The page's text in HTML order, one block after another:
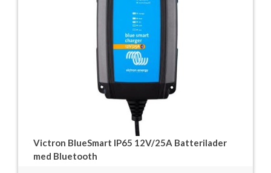
Victron BlueSmart IP65 12V/25A Batterilader
med Bluetooth